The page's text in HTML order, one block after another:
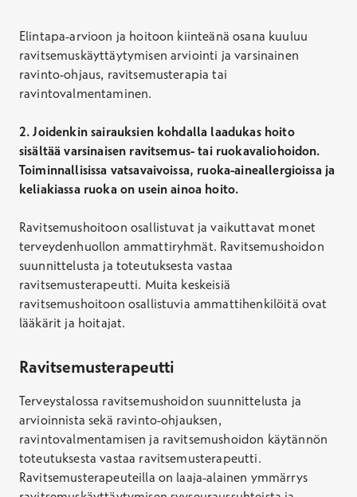
Elintapa-arvioon ja hoitoon kiinteänä osana kuuluu
ravitsemuskäyttäytymisen arviointi ja varsinainen
ravinto-ohjaus, ravitsemusterapia tai
ravintovalmentaminen.
2. Joidenkin sairauksien kohdalla laadukas hoito
sisältää varsinaisen ravitsemus- tai ruokavaliohoidon.
Toiminnallisissa vatsavaivoissa, ruoka-aineallergioissa ja
keliakiassa ruoka on usein ainoa hoito.
Ravitsemushoitoon osallistuvat ja vaikuttavat monet
terveydenhuollon ammattiryhmät. Ravitsemushoidon
suunnittelusta ja toteutuksesta vastaa
ravitsemusterapeutti. Muita keskeisiä
ravitsemushoitoon osallistuvia ammattihenkilöitä ovat
lääkärit ja hoitajat.
Ravitsemusterapeutti
Terveystalossa ravitsemushoidon suunnittelusta ja
arvioinnista sekä ravinto-ohjauksen,
ravintovalmentamisen ja ravitsemushoidon käytännön
toteutuksesta vastaa ravitsemusterapeutti.
Ravitsemusterapeuteilla on laaja-alainen ymmärrys